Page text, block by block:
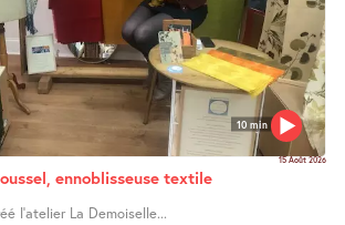
10 min
15 Août 2026
ennoblisseuse textile
l’atelier La Demoiselle...